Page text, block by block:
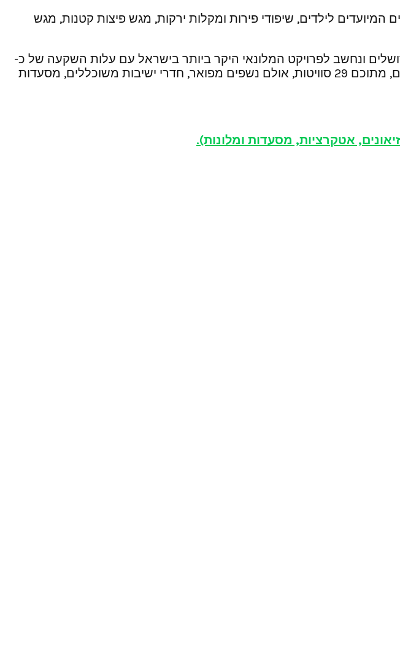
המיועדים לילדים, שיפודי פירות ומקלות ירקות, מגש פיצות קטנות, מגש
ונחשב לפרויקט המלונאי היקר ביותר בישראל עם עלות השקעה של כ-
150 מיליון דולר. במלון, אשר הינו מלון היוקרה הבינלאומי היחידי בירושלים, 226 חדרים, מתוכם 29 סוויטות, אולם נשפים מפואר, חדרי ישיבות משוכללים, מסעדות
אטקרציות, מסעדות ומלונות).